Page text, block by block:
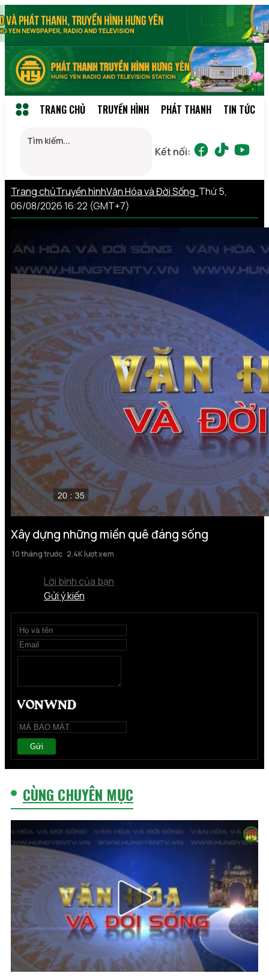
TRANG CHỦ TRUYỀN HÌNH PHÁT THANH TIN TỨC
Kết nối:
Trang chủTruyền hìnhVăn Hóa và Đời Sống Thứ 5,
06/08/2026 16:22 (GMT+7)
Xây dựng những miền quê đáng sống
10 tháng trước 2.4K lượt xem
Lời bình của bạn
Gửi ý kiến
Gửi
CÙNG CHUYÊN MỤC